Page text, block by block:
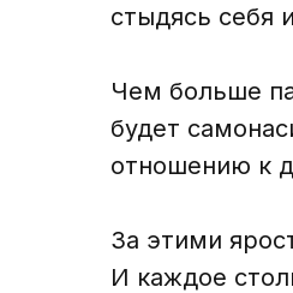
стыдясь себя
Чем больше
будет
отношению к
За этими
И каждое